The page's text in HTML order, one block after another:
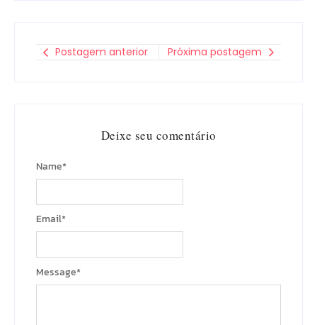
Postagem anterior Próxima postagem
Deixe seu comentário
Message*
Name*
Email*